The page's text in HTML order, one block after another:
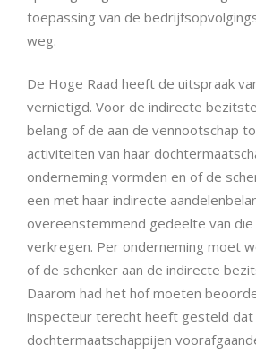
toepassing van de
weg.
De Hoge Raad heeft de uitspraak
vernietigd. Voor de indirecte
belang of de aan de vennootschap
activiteiten van haar
onderneming vormden en of de
een met haar indirecte
overeenstemmend gedeelte van
verkregen. Per onderneming moet
of de schenker aan de indirecte
Daarom had het hof moeten
inspecteur terecht heeft gesteld dat
dochtermaatschappijen